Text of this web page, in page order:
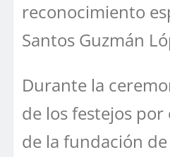
reconocimiento
Santos Guzmán
Durante la
de los festejos
de la fundación